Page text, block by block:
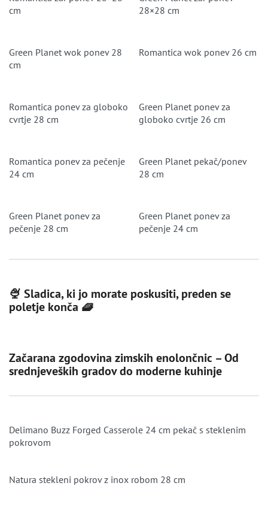
cm
28×28 cm
Green Planet wok ponev 28
cm
Romantica wok ponev 26 cm
Romantica ponev za globoko
cvrtje 28 cm
Green Planet ponev za
globoko cvrtje 26 cm
Romantica ponev za pečenje
24 cm
Green Planet pekač/ponev
28 cm
Green Planet ponev za
pečenje 28 cm
Green Planet ponev za
pečenje 24 cm
🍨 Sladica, ki jo morate poskusiti, preden se
poletje konča 🧇
Začarana zgodovina zimskih enolončnic – Od
srednjeveških gradov do moderne kuhinje
Delimano Buzz Forged Casserole 24 cm pekač s steklenim
pokrovom
Natura stekleni pokrov z inox robom 28 cm